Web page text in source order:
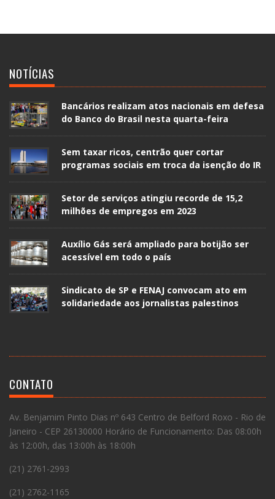
NOTÍCIAS
Bancários realizam atos nacionais em defesa
do Banco do Brasil nesta quarta-feira
Sem taxar ricos, centrão quer cortar
programas sociais em troca da isenção do IR
Setor de serviços atingiu recorde de 15,2
milhões de empregos em 2023
Auxílio Gás será ampliado para botijão ser
acessível em todo o país
Sindicato de SP e FENAJ convocam ato em
solidariedade aos jornalistas palestinos
CONTATO
Av. Benjamim Pinto Dias nº 643 Centro de Belford Roxo - Rio de
Janeiro - CEP 26130000 Horário de Funcionamento: Das 08:00h
às 12:00h, das 13:00h às 18:00h
(21) 2761-2993
(21) 2762-1165